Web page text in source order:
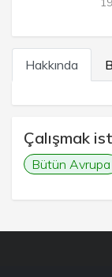
Hakkında
Çalışmak
Bütün Avrupa